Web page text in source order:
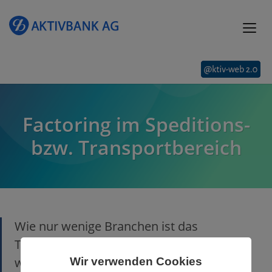
Wir verwenden Cookies
Factoring im Speditions-
bzw. Transportbereich
Wie nur wenige Branchen ist das
Transport- und Logistikgewerbe von
wirtschaftlichen Schwankungen betroffen.